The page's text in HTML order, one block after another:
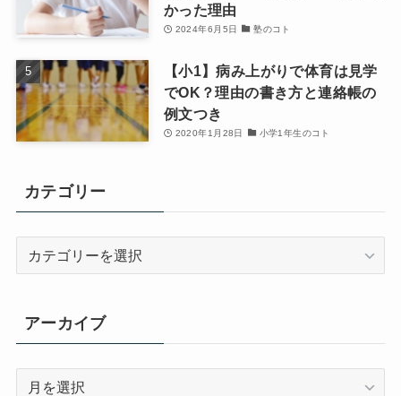
かった理由
2024年6月5日 塾のコト
【小1】病み上がりで体育は見学
でOK？理由の書き方と連絡帳の
例文つき
2020年1月28日 小学1年生のコト
カテゴリー
リ
ー
アーカイブ